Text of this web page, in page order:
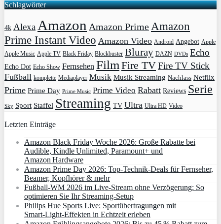
Schlagwörter
4k Alexa Amazon Amazon Prime Amazon
Prime Instant Video Amazon Video Android Angebot Apple
Apple Music Apple TV Black Friday Blockbuster Bluray DAZN DVDs Echo
Echo Dot Echo Show Fernsehen Film Fire TVFire TV Stick
Fußball komplette Mediaplayer Musik Musik Streaming Nachlass Netflix
Prime Prime Day Prime Music Prime Video Rabatt Reviews Serie
Sky Sport Staffel Streaming TV Ultra Ultra HD Video
Letzten Einträge
Amazon Black Friday Woche 2026: Große Rabatte bei
Audible, Kindle Unlimited, Paramount+ und
Amazon Hardware
Amazon Prime Day 2026: Top-Technik-Deals für Fernseher,
Beamer, Kopfhörer & mehr
Fußball-WM 2026 im Live-Stream ohne Verzögerung: So
optimieren Sie Ihr Streaming-Setup
Philips Hue Sports Live: Sportübertragungen mit
Smart‑Light‑Effekten in Echtzeit erleben